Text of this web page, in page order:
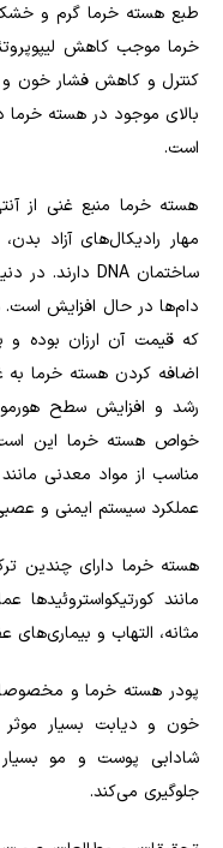
طبع هسته خرما گرم و
خرما موجب کاهش
کنترل و کاهش فشار خون و
بالای موجود در هسته
است.
هسته خرما منبع غنی از
مهار رادیکال‌های آزاد
ساختمانDNA دارند. در
دام‌ها در حال افزایش است.
که قیمت آن ارزان بوده و
اضافه کردن هسته خرما به
رشد و افزایش سطح
خواص هسته خرما این
مناسب از مواد معدنی
عملکرد سیستم ایمنی و
هسته خرما دارای چندین
مانند
مثانه، التهاب و
پودر هسته خرما و مخصوصا
خون و دیابت بسیار
شادابی پوست و مو
جلوگیری می‌کند.